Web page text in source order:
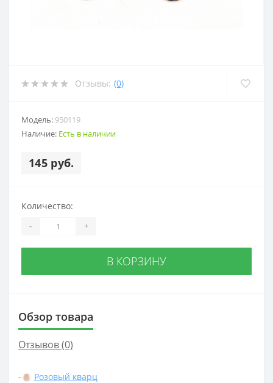
Отзывы: (0)
Модель: 950119
Наличие: Есть в наличии
145 руб.
Количество:
- +
В КОРЗИНУ
Обзор товара
Отзывов (0)
-
Розовый кварц